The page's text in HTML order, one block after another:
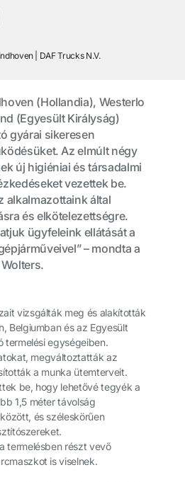
DAF Trucks N.V.
(Hollandia), Westerlo
(Egyesült Királyság)
gyárai sikeresen
Az elmúlt négy
új higiéniai és társadalmi
vezettek be.
alkalmazottaink által
és elkötelezettségre.
ügyfeleink ellátását a
– mondta a
vizsgálták meg és alakították
Belgiumban és az Egyesült
termelési egységeiben.
megváltoztatták az
a munka ütemterveit.
be, hogy lehetővé tegyék a
1,5 méter távolság
és széleskörűen
termelésben részt vevő
is viselnek.